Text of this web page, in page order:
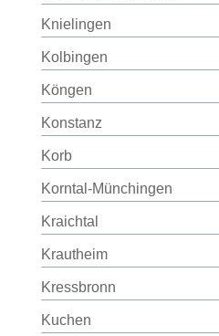
Knielingen
Kolbingen
Köngen
Konstanz
Korb
Korntal-Münchingen
Kraichtal
Krautheim
Kressbronn
Kuchen